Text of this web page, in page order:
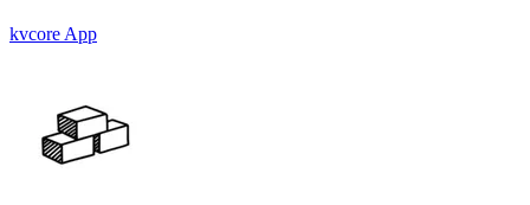
kvcore App